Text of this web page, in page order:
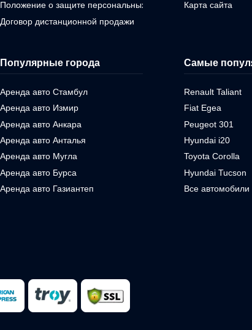
Положение о защите персональных данных
Договор дистанционной продажи
Карта сайта
Популярные города
Аренда авто Стамбул
Аренда авто Измир
Аренда авто Анкара
Аренда авто Анталья
Аренда авто Мугла
Аренда авто Бурса
Аренда авто Газиантеп
Самые
Renault Taliant
Fiat Egea
Peugeot 301
Hyundai i20
Toyota Corolla
Hyundai Tucson
Все автомобили